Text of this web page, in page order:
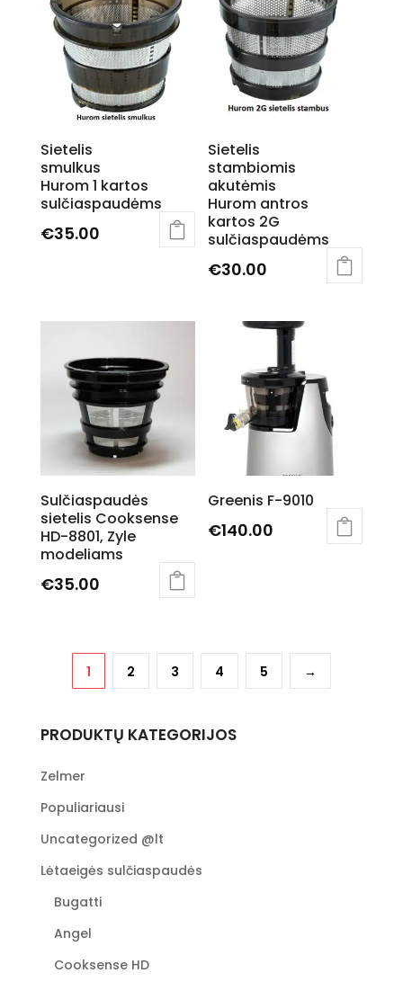
Sietelis
smulkus
Hurom 1 kartos
sulčiaspaudėms
€35.00
Sietelis
stambiomis
akutėmis
Hurom antros
kartos 2G
sulčiaspaudėms
€30.00
Sulčiaspaudės
sietelis Cooksense
HD-8801, Zyle
modeliams
€35.00
Greenis F-9010
€140.00
The
options
chosen
1 2 3 4 5 →
PRODUKTŲ KATEGORIJOS
Zelmer
Populiariausi
Uncategorized @lt
Lėtaeigės sulčiaspaudės
Bugatti
Angel
Cooksense HD